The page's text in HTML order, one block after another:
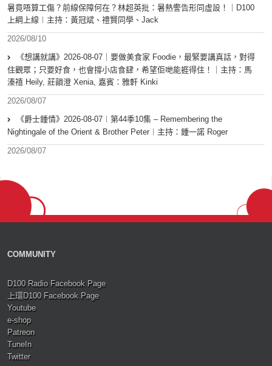
暑竟唔算工傷？前線保障何在？林超英批：暑熱警告形同虛設！｜D100
上綱上線︱主持：黃冠斌、禮賢同學、Jack
2026/08/10
《想講就講》2026-08-07｜要做美食家 Foodie，最緊要講真話，對得
住觀眾；只要好食，也會撐小店食肆，希望佢哋能捱得住！｜主持：馬
溱禧 Heily, 莊韻澄 Xenia, 嘉賓：雅軒 Kinki
2026/08/07
《爵士鍾情》2026-08-07︱第44季10集 – Remembering the
Nightingale of the Orient & Brother Peter︱主持：鍾一諾 Roger
2026/08/07
COMMUNITY
D100 Radio Facebook Page
上環D100 Facebook Page
Youtube
e-shop
Patreon
TuneIn
Twitter